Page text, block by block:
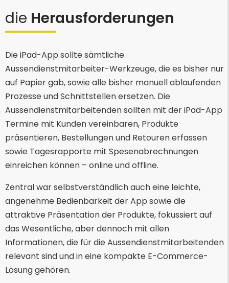
die Herausforderungen
Die iPad-App sollte sämtliche
Aussendienstmitarbeiter-Werkzeuge, die es bisher nur
auf Papier gab, sowie alle bisher manuell ablaufenden
Prozesse und Schnittstellen ersetzen. Die
Aussendienstmitarbeitenden sollten mit der iPad-App
Termine mit Kunden vereinbaren, Produkte
präsentieren, Bestellungen und Retouren erfassen
sowie Tagesrapporte mit Spesenabrechnungen
einreichen können – online und offline.
Zentral war selbstverständlich auch eine leichte,
angenehme Bedienbarkeit der App sowie die
attraktive Präsentation der Produkte, fokussiert auf
das Wesentliche, aber dennoch mit allen
Informationen, die für die Aussendienstmitarbeitenden
relevant sind und in eine kompakte E-Commerce-
Lösung gehören.